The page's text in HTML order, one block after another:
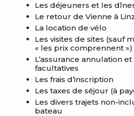
Les déjeuners et les
Le retour de Vienne à
La location de vélo
Les visites de sites (sauf
« les prix comprennent »)
L’assurance annulation et
facultatives
Les frais d’inscription
Les taxes de séjour (à
Les divers trajets non-
bateau